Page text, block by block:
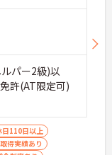
パー2級)以
許(AT限定可)
日110日以上
得実績あり